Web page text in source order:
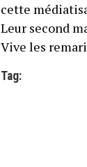
cette
Leur second
Vive les
Tag: